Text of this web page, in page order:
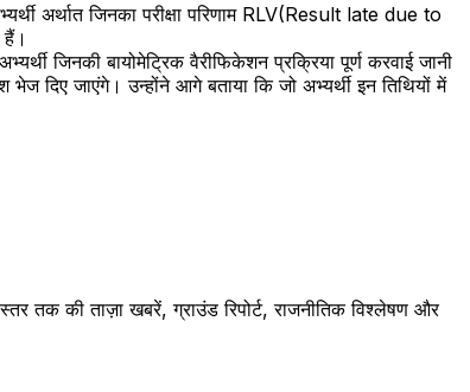
अर्थात जिनका परीक्षा परिणाम RLV(Result late due to
जिनकी बायोमेट्रिक वैरीफिकेशन प्रक्रिया पूर्ण करवाई जानी
दिए जाएंगे। उन्होंने आगे बताया कि जो अभ्यर्थी इन तिथियों में
तक की ताज़ा खबरें, ग्राउंड रिपोर्ट, राजनीतिक विश्लेषण और